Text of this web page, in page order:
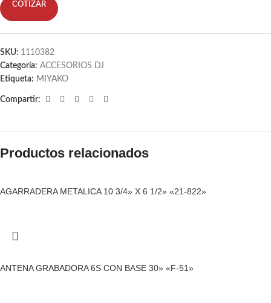
COTIZAR
SKU: 1110382
Categoría: ACCESORIOS DJ
Etiqueta: MIYAKO
Compartir:
Productos relacionados
AGARRADERA METALICA 10 3/4» X 6 1/2» «21-822»
ANTENA GRABADORA 6S CON BASE 30» «F-51»